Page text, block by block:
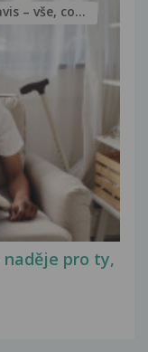
pro ty,
– vše, co...